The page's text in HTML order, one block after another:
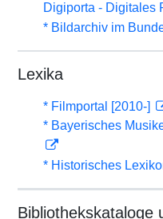
Digiporta - Digitales
* Bildarchiv im
Lexika
* Filmportal [2010-]
* Bayerisches
* Historisches
Bibliothekskataloge